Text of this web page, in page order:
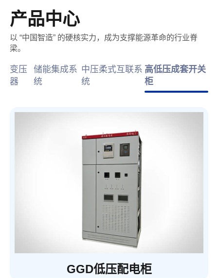
产品中心
以 “中国智造” 的硬核实力，成为支撑能源革命的行业脊
梁。
变压
器
储能集成系
统
中压柔式互联系
统
高低压成套开关
柜
GGD低压配电柜